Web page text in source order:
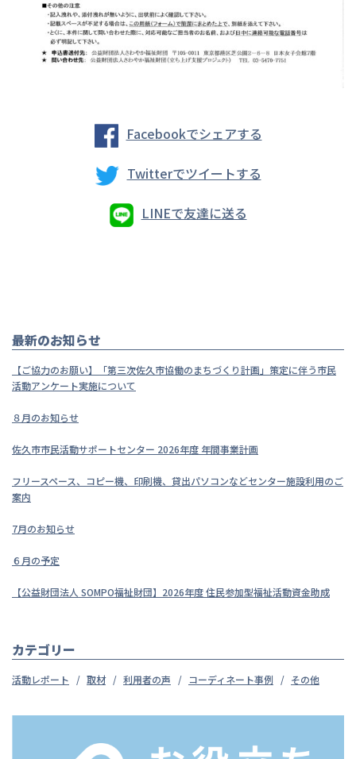
Facebookでシェアする
Twitterでツイートする
LINEで友達に送る
最新のお知らせ
【ご協力のお願い】「第三次佐久市協働のまちづくり計画」策定に伴う市民
活動アンケート実施について
８月のお知らせ
佐久市市民活動サポートセンター 2026年度 年間事業計画
フリースペース、コピー機、印刷機、貸出パソコンなどセンター施設利用のご
案内
7月のお知らせ
６月の予定
【公益財団法人 SOMPO福祉財団】2026年度 住民参加型福祉活動資金助成
カテゴリー
活動レポート 取材 利用者の声 コーディネート事例 その他